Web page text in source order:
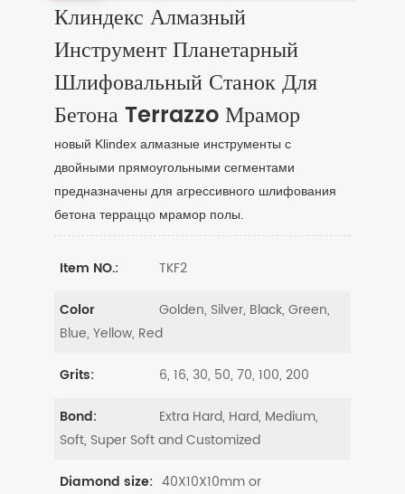
Клиндекс Алмазный
Инструмент Планетарный
Шлифовальный Станок Для
Бетона Terrazzo Мрамор
новый Klindex алмазные инструменты с
двойными прямоугольными сегментами
предназначены для агрессивного шлифования
бетона терраццо мрамор полы.
Item NO.: TKF2
Color
Golden, Silver, Black, Green,
Blue, Yellow, Red
Grits: 6, 16, 30, 50, 70, 100, 200
Bond:
Extra Hard, Hard, Medium,
Soft, Super Soft and Customized
Diamond size: 40X10X10mm or